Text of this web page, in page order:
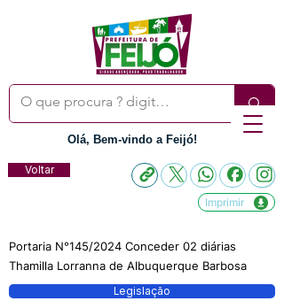
Olá, Bem-vindo a Feijó!
Voltar
Imprimir
Portaria N°145/2024 Conceder 02 diárias
Thamilla Lorranna de Albuquerque Barbosa
Legislação